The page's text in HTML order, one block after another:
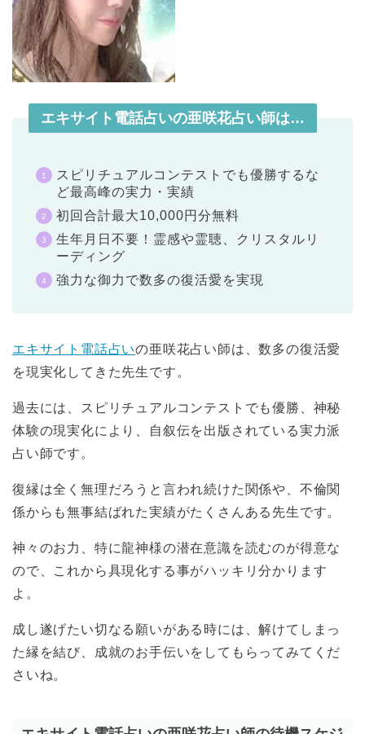
エキサイト電話占いの亜咲花占い師は…
スピリチュアルコンテストでも優勝するな
ど最高峰の実力・実績
初回合計最大10,000円分無料
生年月日不要！霊感や霊聴、クリスタルリ
ーディング
強力な御力で数多の復活愛を実現
エキサイト電話占いの亜咲花占い師は、数多の復活愛
を現実化してきた先生です。
過去には、スピリチュアルコンテストでも優勝、神秘
体験の現実化により、自叙伝を出版されている実力派
占い師です。
復縁は全く無理だろうと言われ続けた関係や、不倫関
係からも無事結ばれた実績がたくさんある先生です。
神々のお力、特に龍神様の潜在意識を読むのが得意な
ので、これから具現化する事がハッキリ分かります
よ。
成し遂げたい切なる願いがある時には、解けてしまっ
た縁を結び、成就のお手伝いをしてもらってみてくだ
さいね。